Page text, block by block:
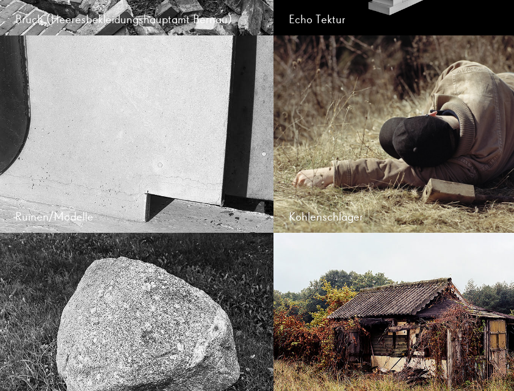
Bruch (Heeresbekleidungshauptamt Bernau) Echo Tektur
Ruinen/Modelle Kohlenschläger